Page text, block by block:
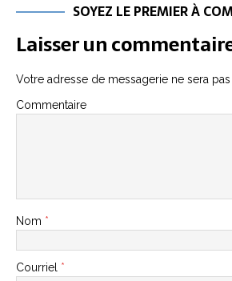
SOYEZ LE PREMIER À
Laisser un
Votre adresse de messagerie ne sera
Commentaire
Nom *
Courriel *